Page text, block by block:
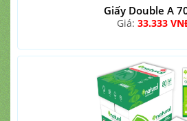
Giấy Double A
Giá: 33.333